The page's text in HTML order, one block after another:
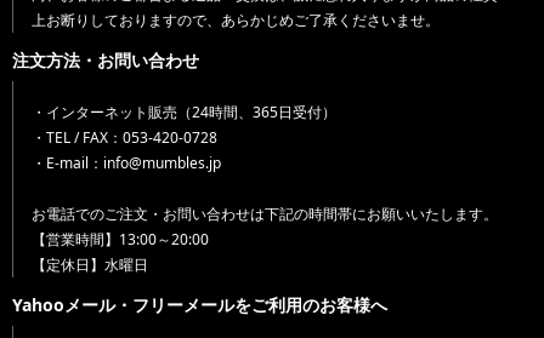
上お断りしておりますので、あらかじめご了承くださいませ。
注文方法・お問い合わせ
・インターネット販売（24時間、365日受付）
・TEL / FAX：053-420-0728
・E-mail：info@mumbles.jp
お電話でのご注文・お問い合わせは下記の時間帯にお願いいたします。
【営業時間】13:00～20:00
【定休日】水曜日
Yahooメール・フリーメールをご利用のお客様へ